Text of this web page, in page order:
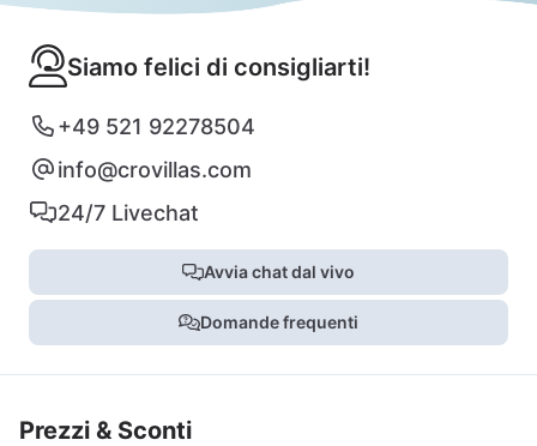
Siamo felici di consigliarti!
+49 521 92278504
info@crovillas.com
24/7 Livechat
Avvia chat dal vivo
Domande frequenti
Prezzi & Sconti